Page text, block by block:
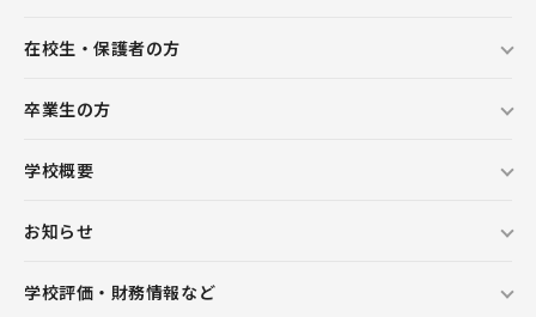
在校生・保護者の方
卒業生の方
学校概要
お知らせ
学校評価・財務情報など